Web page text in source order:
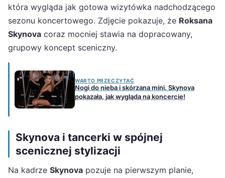
która wygląda jak gotowa wizytówka nadchodzącego
sezonu koncertowego. Zdjęcie pokazuje, że Roksana
Skynova coraz mocniej stawia na dopracowany,
grupowy koncept sceniczny.
WARTO PRZECZYTAĆ
Nogi do nieba i skórzana mini. Skynova
pokazała, jak wygląda na koncercie!
Skynova i tancerki w spójnej
scenicznej stylizacji
Na kadrze Skynova pozuje na pierwszym planie,